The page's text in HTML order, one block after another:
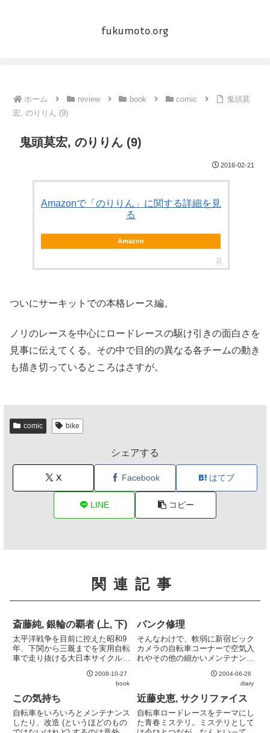
fukumoto.org
ホーム review book comic
鬼頭莫
宏, のりりん (9)
鬼頭莫宏, のりりん (9)
2016-02-21
Amazonで「のりりん」に関する詳細を見
る
Amazon
ついにサーキットでの本格レース編。
ノリのレースを中心にロードレースの駆け引きの面白さを
見事に伝えてくる。その中で目的の異なる各チームの動き
も描き切っているところはさすが。
comic bike
シェアする
X Facebook はてブ
LINE コピー
関連記事
斎藤純, 銀輪の覇者 (上, 下)
太平洋戦争を目前に控えた昭和9
年、下関から三厩までを実用自転
車で走り抜ける大日本サイクルレ
車冒険小説。もうこの設定だけで
たまらない。しかも出場するのは
紙芝居屋、薬売り、左官屋、失業
者、財閥の令息・令嬢などな
ど、...
2008-10-27
book
パンク修理
そんなわけで、軟弱に新宿ビック
カメラの自転車コーナーで空気入
れやその他の細かいメンテナンス
ジョーカーという専門店も覗いて
みたが、ここで買い物をするのは
まだ早すぎる。で、さっそく空気
でも入れてみるかと思ったらパ
ン...
2004-06-26
diary
この気持ち
自転車をいろいろとメンテナンス
したり、改造 (というほどのもの
近藤史恵, サクリファイス
自転車ロードレースをテーマにし
た青春ミステリ。ミステリとして